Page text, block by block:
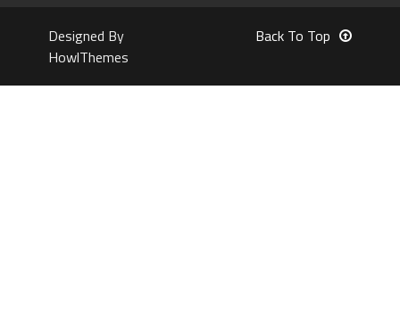
Designed By
HowlThemes
Back To Top